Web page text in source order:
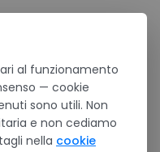
Excel compilabile
al funzionamento
— cookie
sono utili. Non
e non cediamo
nella cookie